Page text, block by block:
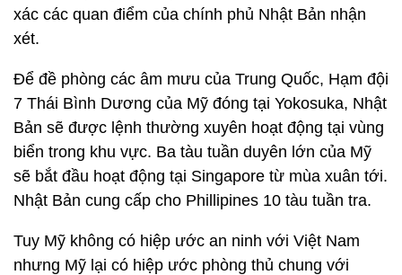
xác các quan điểm của chính phủ Nhật Bản nhận
xét.
Để đề phòng các âm mưu của Trung Quốc, Hạm đội
7 Thái Bình Dương của Mỹ đóng tại Yokosuka, Nhật
Bản sẽ được lệnh thường xuyên hoạt động tại vùng
biển trong khu vực. Ba tàu tuần duyên lớn của Mỹ
sẽ bắt đầu hoạt động tại Singapore từ mùa xuân tới.
Nhật Bản cung cấp cho Phillipines 10 tàu tuần tra.
Tuy Mỹ không có hiệp ước an ninh với Việt Nam
nhưng Mỹ lại có hiệp ước phòng thủ chung với